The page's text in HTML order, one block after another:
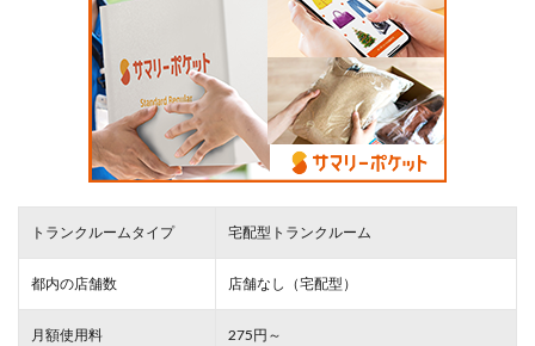
トランクルームタイプ 宅配型トランクルーム
都内の店舗数 店舗なし（宅配型）
月額使用料 275円～